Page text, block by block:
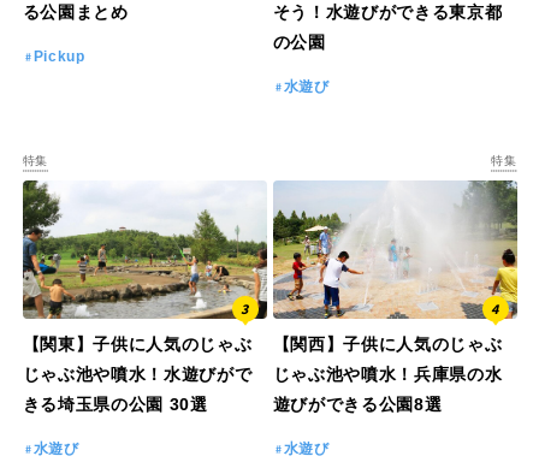
る公園まとめ
Pickup
そう！水遊びができる東京都
の公園
水遊び
特集
【関東】子供に人気のじゃぶ
じゃぶ池や噴水！水遊びがで
きる埼玉県の公園 30選
水遊び
特集
【関西】子供に人気のじゃぶ
じゃぶ池や噴水！兵庫県の水
遊びができる公園8選
水遊び